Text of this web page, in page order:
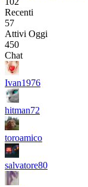
Recenti
57
Attivi Oggi
450
Chat
Ivan1976
hitman72
toroamico
salvatore80